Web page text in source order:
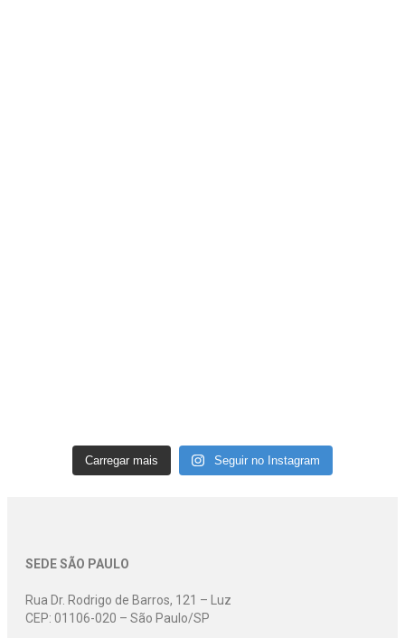
Carregar mais Seguir no Instagram
SEDE SÃO PAULO
Rua Dr. Rodrigo de Barros, 121 – Luz
CEP: 01106-020 – São Paulo/SP